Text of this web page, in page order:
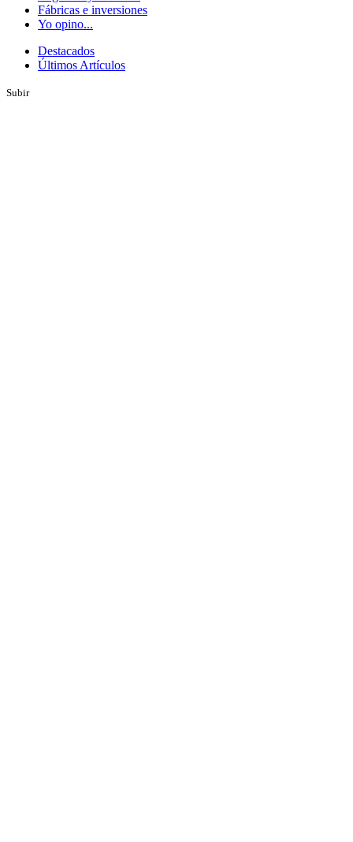
Fábricas e inversiones
Yo opino...
Destacados
Últimos Artículos
Subir